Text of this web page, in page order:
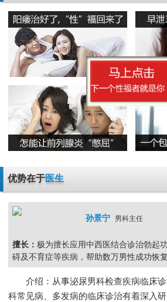
男性阳痿会有哪些危害
早泄要严于律己
阳痿 早泄 不射精
男科检查囊肿症状是什么
正确认识男科检查莫“误解”它
男科检查增生会影响性生活吗
男性男科检查灼痛是怎么回事
男科检查 男科检查增生 男科检
龟头的异味什么导致的
男人睾丸胀痛的原因是什么
精囊炎有哪些危害呢
尿道炎是什么原因导致的
包皮龟头炎 尿道炎 睾丸炎
无精症的预防措施要怎么做呢
精子畸形率高的主要原因
弱精症有哪些常见的原因
少精症是又哪些疾病诱发出来
优势在于医生
孙景宁 男科主任
擅长： 极为擅长应用中西医结合诊治勃起
碍及不育症等疾病，帮助数万男性成功恢复
介绍：从事泌尿男科检查疾病临床
科常见病、多发病的临床诊治有着深入